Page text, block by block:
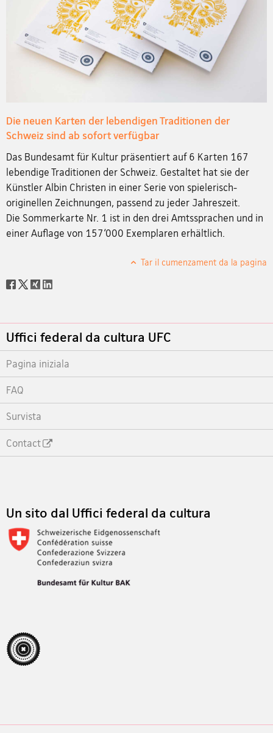
Die neuen Karten der lebendigen Traditionen der
Schweiz sind ab sofort verfügbar
Das Bundesamt für Kultur präsentiert auf 6 Karten 167
lebendige Traditionen der Schweiz. Gestaltet hat sie der
Künstler Albin Christen in einer Serie von spielerisch-
originellen Zeichnungen, passend zu jeder Jahreszeit.
Die Sommerkarte Nr. 1 ist in den drei Amtssprachen und in
einer Auflage von 157‘000 Exemplaren erhältlich.
Tar il cumenzament da la pagina
Social
Footer
Uffici federal da cultura UFC
Pagina iniziala
FAQ
Survista
Contact
Un sito dal Uffici federal da cultura